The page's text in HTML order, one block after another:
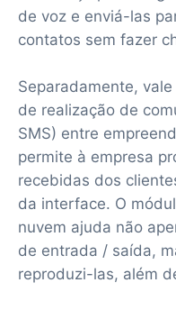
de voz e enviá-las
contatos sem fazer
Separadamente,
de realização de
SMS) entre
permite à empresa
recebidas dos
da interface. O
nuvem ajuda não
de entrada / saída,
reproduzi-las, além